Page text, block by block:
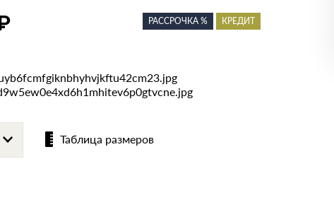
РАССРОЧКА % КРЕДИТ
Таблица размеров